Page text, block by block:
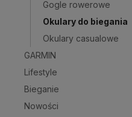
Gogle rowerowe
Okulary do biegania
Okulary casualowe
GARMIN
Lifestyle
Bieganie
Nowości